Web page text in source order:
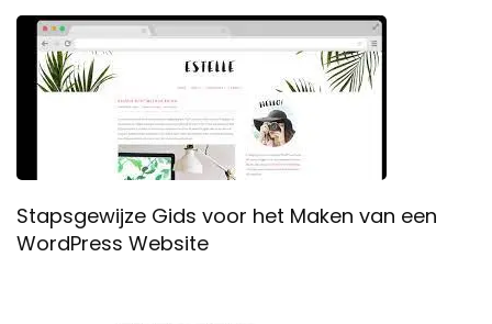
Stapsgewijze Gids voor het Maken van een
WordPress Website